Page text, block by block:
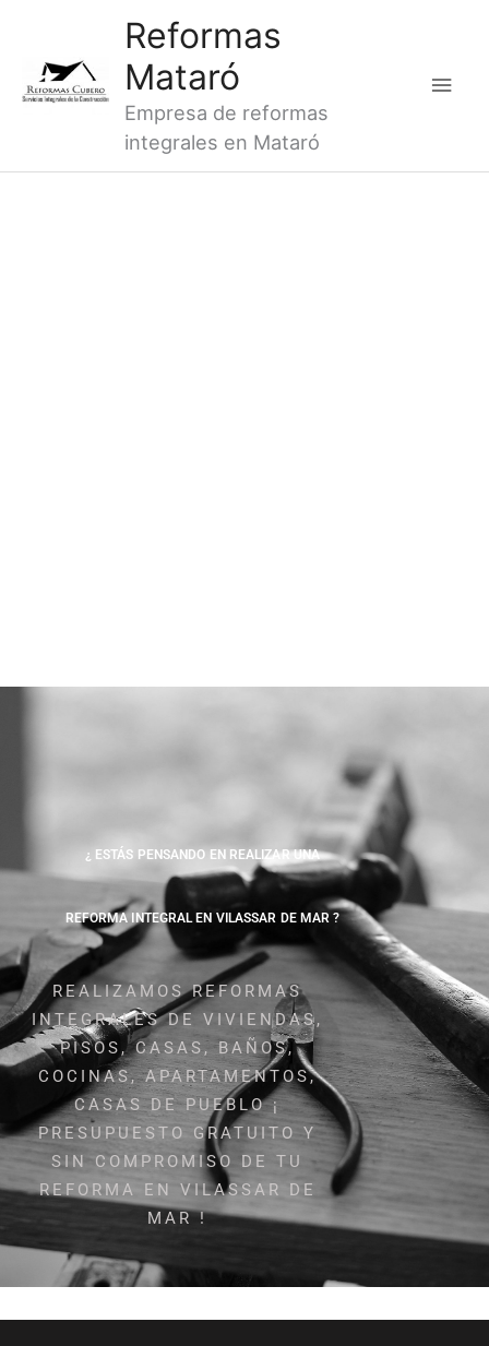
contenido
Reformas
Mataró
Empresa de reformas
integrales en Mataró
¿ ESTÁS PENSANDO EN REALIZAR UNA
REFORMA INTEGRAL EN VILASSAR DE MAR ?
REALIZAMOS REFORMAS
INTEGRALES DE VIVIENDAS,
PISOS, CASAS, BAÑOS,
COCINAS, APARTAMENTOS,
CASAS DE PUEBLO ¡
PRESUPUESTO GRATUITO Y
SIN COMPROMISO DE TU
REFORMA EN VILASSAR DE
MAR !